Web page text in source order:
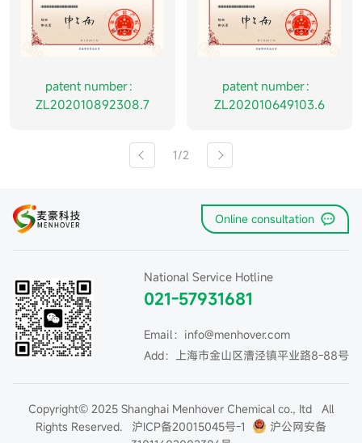
patent number：
ZL202010892308.7
patent number：
ZL202010649103.6
1/2
Online consultation
National Service Hotline
021-57931681
Email：info@menhover.com
Add：上海市金山区漕泾镇平业路8-88号
Copyright© 2025 Shanghai Menhover Chemical co., Itd All
Rights Reserved.
沪ICP备20015045号-1
沪公网安备